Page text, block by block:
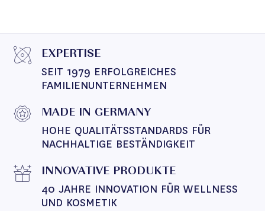
EXPERTISE
SEIT 1979 ERFOLGREICHES
FAMILIENUNTERNEHMEN
MADE IN GERMANY
HOHE QUALITÄTSSTANDARDS FÜR
NACHHALTIGE BESTÄNDIGKEIT
INNOVATIVE PRODUKTE
40 JAHRE INNOVATION FÜR WELLNESS
UND KOSMETIK